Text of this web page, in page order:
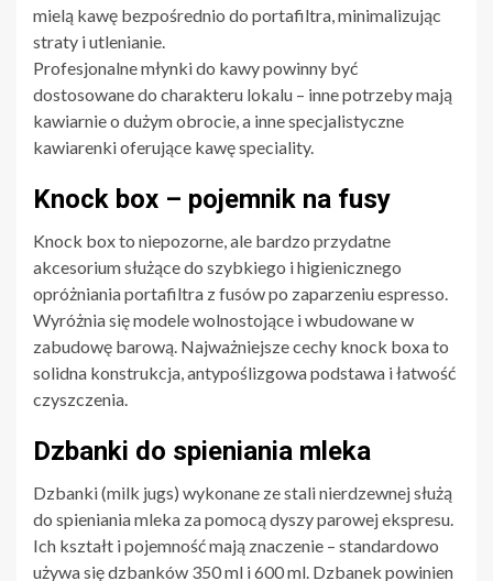
mielą kawę bezpośrednio do portafiltra, minimalizując
straty i utlenianie.
Profesjonalne młynki do kawy powinny być
dostosowane do charakteru lokalu – inne potrzeby mają
kawiarnie o dużym obrocie, a inne specjalistyczne
kawiarenki oferujące kawę speciality.
Knock box – pojemnik na fusy
Knock box to niepozorne, ale bardzo przydatne
akcesorium służące do szybkiego i higienicznego
opróżniania portafiltra z fusów po zaparzeniu espresso.
Wyróżnia się modele wolnostojące i wbudowane w
zabudowę barową. Najważniejsze cechy knock boxa to
solidna konstrukcja, antypoślizgowa podstawa i łatwość
czyszczenia.
Dzbanki do spieniania mleka
Dzbanki (milk jugs) wykonane ze stali nierdzewnej służą
do spieniania mleka za pomocą dyszy parowej ekspresu.
Ich kształt i pojemność mają znaczenie – standardowo
używa się dzbanków 350 ml i 600 ml. Dzbanek powinien